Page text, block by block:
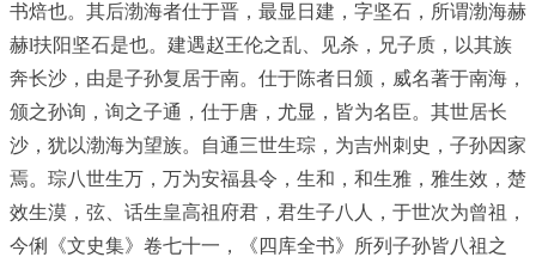
书焙也。其后渤海者仕于晋，最显日建，字坚石，所谓渤海赫
赫l扶阳坚石是也。建遇赵王伦之乱、见杀，兄子质，以其族
奔长沙，由是子孙复居于南。仕于陈者日颁，威名著于南海，
颁之孙询，询之子通，仕于唐，尤显，皆为名臣。其世居长
沙，犹以渤海为望族。自通三世生琮，为吉州刺史，子孙因家
焉。琮八世生万，万为安福县令，生和，和生雅，雅生效，楚
效生漠，弦、话生皇高祖府君，君生子八人，于世次为曾祖，
今俐《文史集》卷七十一，《四库全书》所列子孙皆八祖之